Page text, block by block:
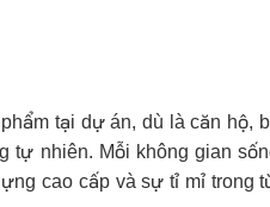
tại dự án, dù là căn hộ,
tự nhiên. Mỗi không gian
cao cấp và sự tỉ mỉ trong